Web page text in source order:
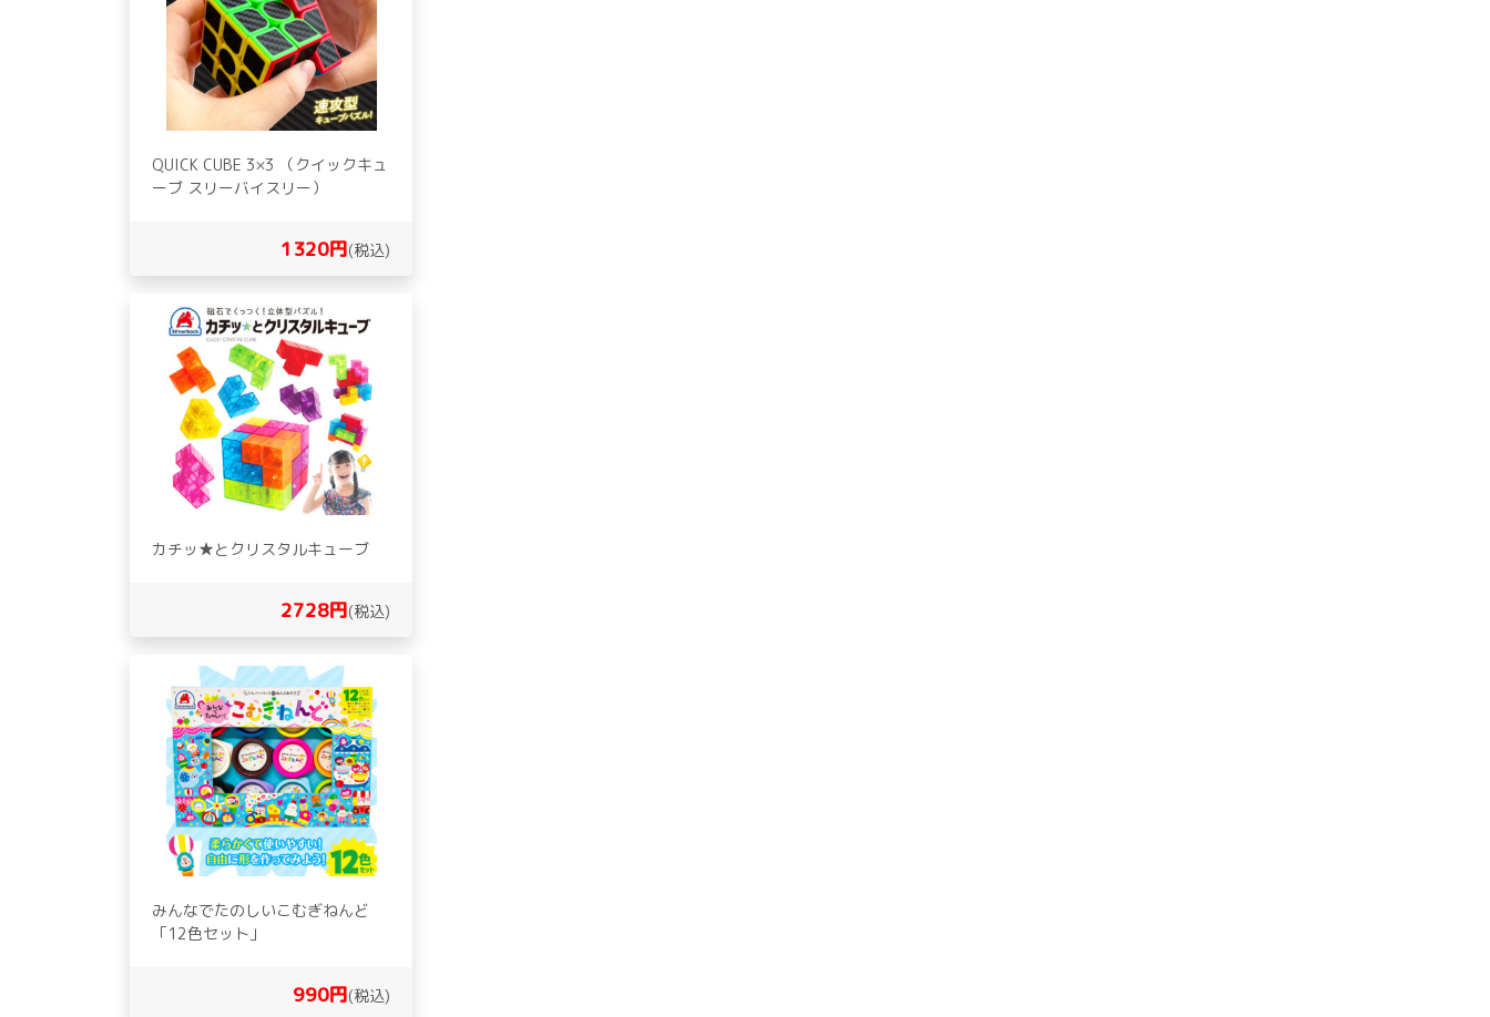
QUICK CUBE 3×3 （クイックキュ
ーブ スリーバイスリー）
1320円(税込)
カチッ★とクリスタルキューブ
2728円(税込)
みんなでたのしいこむぎねんど
「12色セット」
990円(税込)